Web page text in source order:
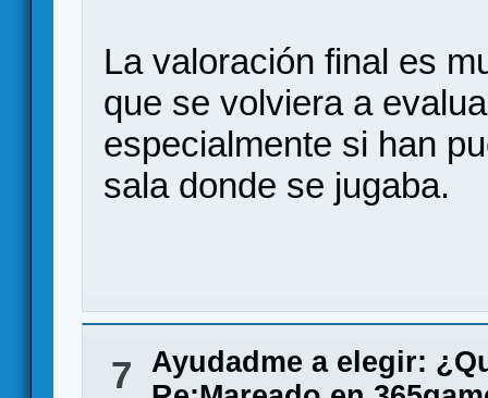
La valoración final es
que se volviera a
especialmente si han
sala donde se jugaba.
7
Ayudadme a elegir: